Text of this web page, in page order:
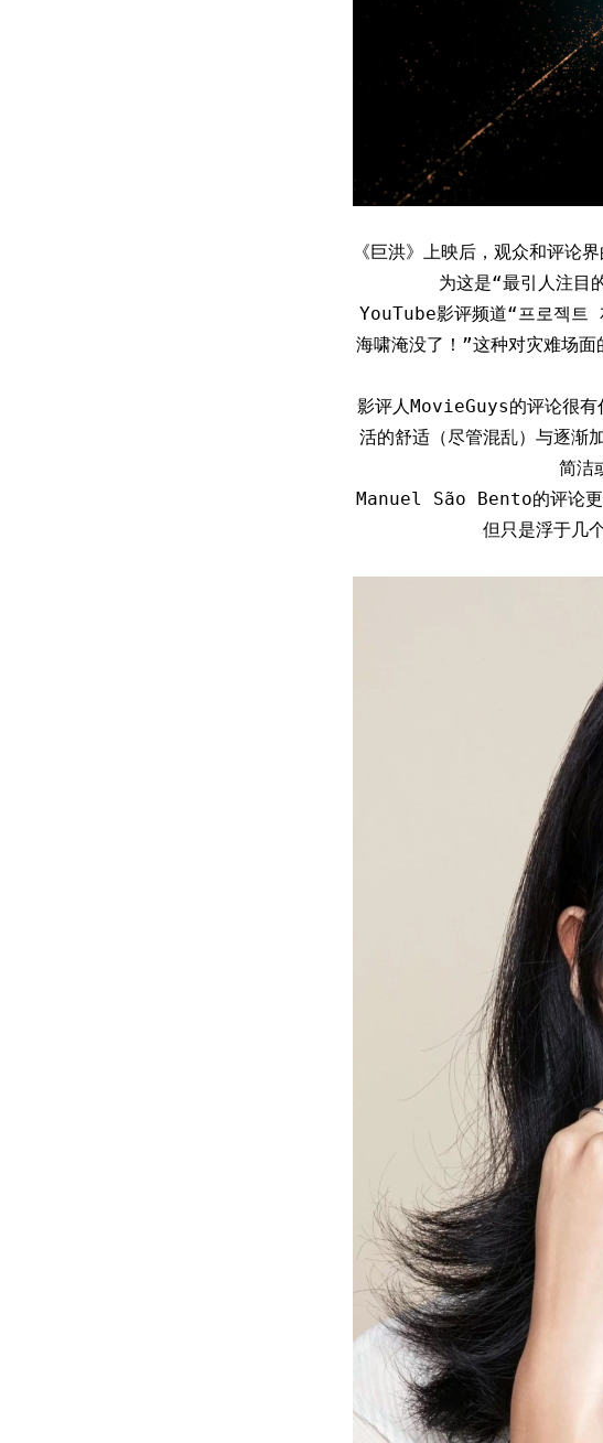
《巨洪》上映后，观众和评论
为这是“最引人注目
YouTube影评频道“프로젝
海啸淹没了！”这种对灾难场
影评人MovieGuys的评论很有
活的舒适（尽管混乱）与逐渐
简洁
Manuel São Bento的评论更
但只是浮于几